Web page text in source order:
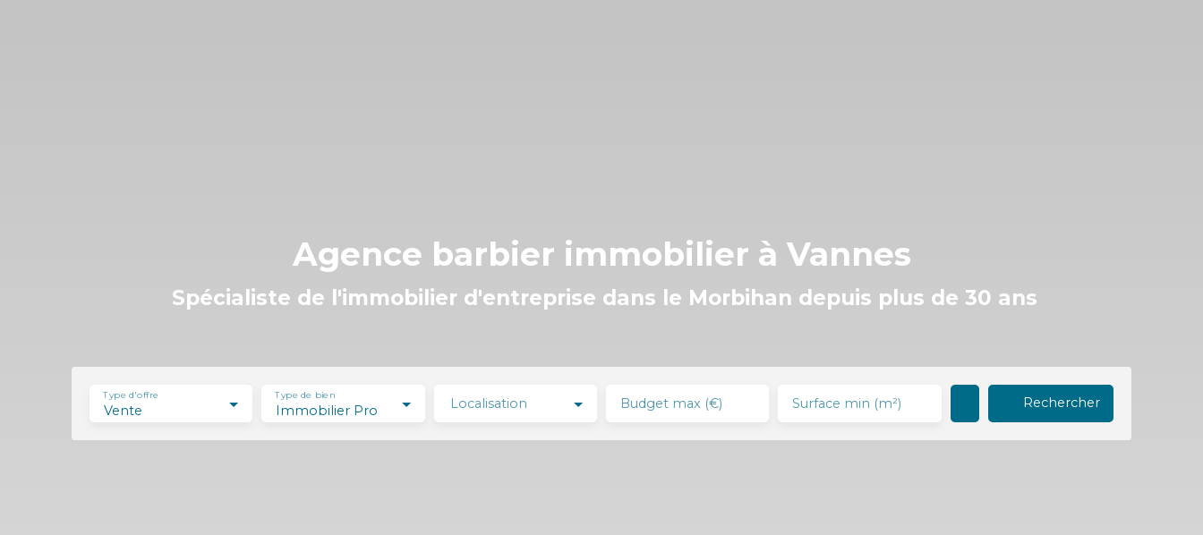
Agence barbier immobilier à Vannes
Spécialiste de l'immobilier d'entreprise dans le Morbihan depuis plus de 30 ans
Vente
Type d'offre
Immobilier Pro
Type de bien Localisation Budget max (€) Surface min (m²) Rechercher